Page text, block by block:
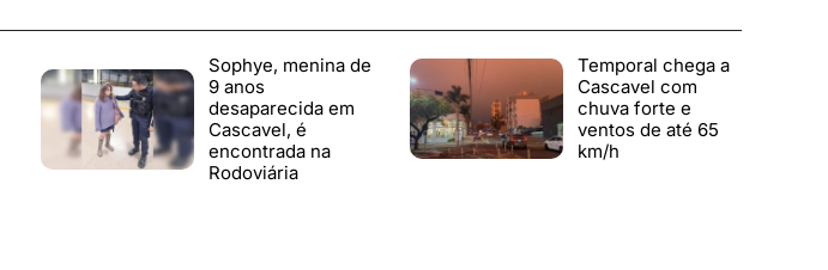
Sophye, menina de
9 anos
desaparecida em
Cascavel, é
encontrada na
Rodoviária
Temporal chega a
Cascavel com
chuva forte e
ventos de até 65
km/h